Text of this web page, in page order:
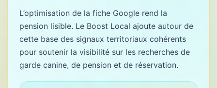
L’optimisation de la fiche Google rend la
pension lisible. Le Boost Local ajoute autour de
cette base des signaux territoriaux cohérents
pour soutenir la visibilité sur les recherches de
garde canine, de pension et de réservation.